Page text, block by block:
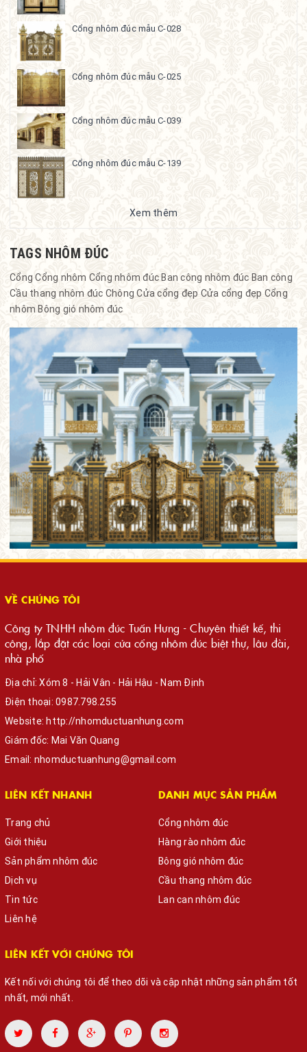
Cổng nhôm đúc mẫu C-028
Cổng nhôm đúc mẫu C-025
Cổng nhôm đúc mẫu C-039
Cổng nhôm đúc mẫu C-139
Xem thêm
TAGS NHÔM ĐÚC
CổngCổng nhôm Cổng nhôm đúc Ban công nhôm đúc Ban công
Cầu thang nhôm đúc Chông Cửa cổng đẹp Cửa cổng đẹp Cổng
nhôm Bông gió nhôm đúc
VỀ CHÚNG TÔI
Công ty TNHH nhôm đúc Tuấn Hưng - Chuyên thiết kế, thi
công, lắp đặt các loại cửa cổng nhôm đúc biệt thự, lâu đài,
nhà phố
Địa chỉ: Xóm 8 - Hải Vân - Hải Hậu - Nam Định
Điện thoại: 0987.798.255
Website: http://nhomductuanhung.com
Giám đốc: Mai Văn Quang
Email: nhomductuanhung@gmail.com
LIÊN KẾT NHANH
Trang chủ
Giới thiệu
Sản phẩm nhôm đúc
Dịch vụ
Tin tức
Liên hệ
DANH MỤC SẢN PHẨM
Cổng nhôm đúc
Hàng rào nhôm đúc
Bông gió nhôm đúc
Cầu thang nhôm đúc
Lan can nhôm đúc
LIÊN KẾT VỚI CHÚNG TÔI
Kết nối với chúng tôi để theo dõi và cập nhật những sản phẩm tốt
nhất, mới nhất.